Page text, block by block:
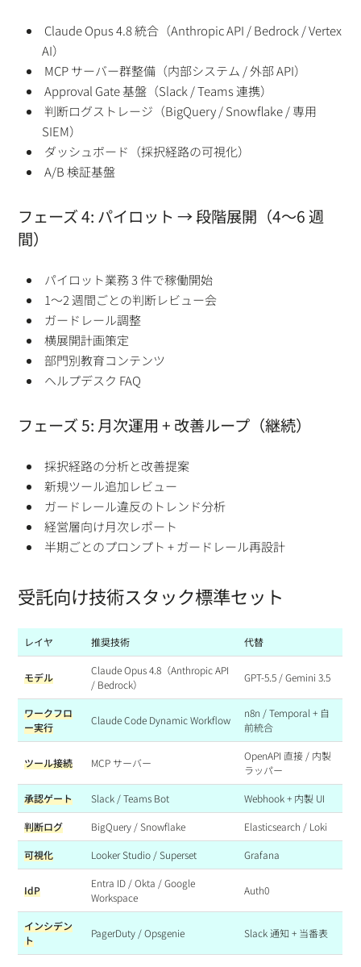
Claude Opus 4.8 統合（Anthropic API / Bedrock / Vertex
AI）
MCP サーバー群整備（内部システム / 外部 API）
Approval Gate 基盤（Slack / Teams 連携）
判断ログストレージ（BigQuery / Snowflake / 専用
SIEM）
ダッシュボード（採択経路の可視化）
A/B 検証基盤
フェーズ 4: パイロット → 段階展開（4〜6 週
間）
パイロット業務 3 件で稼働開始
1〜2 週間ごとの判断レビュー会
ガードレール調整
横展開計画策定
部門別教育コンテンツ
ヘルプデスク FAQ
フェーズ 5: 月次運用 + 改善ループ（継続）
採択経路の分析と改善提案
新規ツール追加レビュー
ガードレール違反のトレンド分析
経営層向け月次レポート
半期ごとのプロンプト + ガードレール再設計
受託向け技術スタック標準セット
レイヤ 推奨技術 代替
モデル
Claude Opus 4.8（Anthropic API
/ Bedrock）
GPT-5.5 / Gemini 3.5
ワークフロ
ー実行
Claude Code Dynamic Workflow
n8n / Temporal + 自
前統合
ツール接続 MCP サーバー
OpenAPI 直接 / 内製
ラッパー
承認ゲート Slack / Teams Bot Webhook + 内製 UI
判断ログ BigQuery / Snowflake Elasticsearch / Loki
可視化 Looker Studio / Superset Grafana
IdP
Entra ID / Okta / Google
Workspace
Auth0
インシデン
ト
PagerDuty / Opsgenie Slack 通知 + 当番表